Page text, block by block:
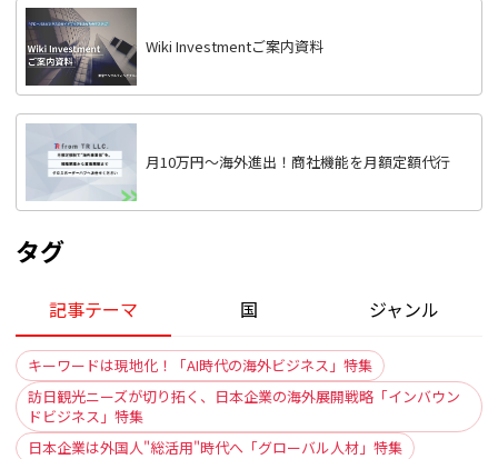
Wiki Investmentご案内資料
月10万円〜海外進出！商社機能を月額定額代行
タグ
記事テーマ 国 ジャンル
キーワードは現地化！「AI時代の海外ビジネス」特集
訪日観光ニーズが切り拓く、日本企業の海外展開戦略「インバウン
ドビジネス」特集
日本企業は外国人"総活用"時代へ「グローバル人材」特集